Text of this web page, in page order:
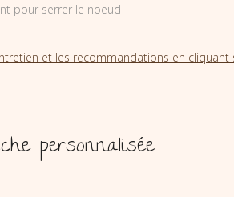
pour serrer le noeud
et les recommandations en cliquant
personnalisée